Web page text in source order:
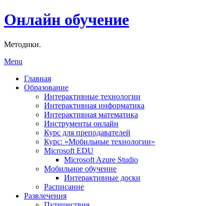
Онлайн обучение
Методики.
Menu
Главная
Образование
Интерактивные технологии
Интерактивная информатика
Интерактивная математика
Инструменты онлайн
Курс для преподавателей
Курс: «Мобильные технологии»
Microsoft EDU
Microsoft Azure Studio
Мобильное обучение
Интерактивные доски
Расписание
Развлечения